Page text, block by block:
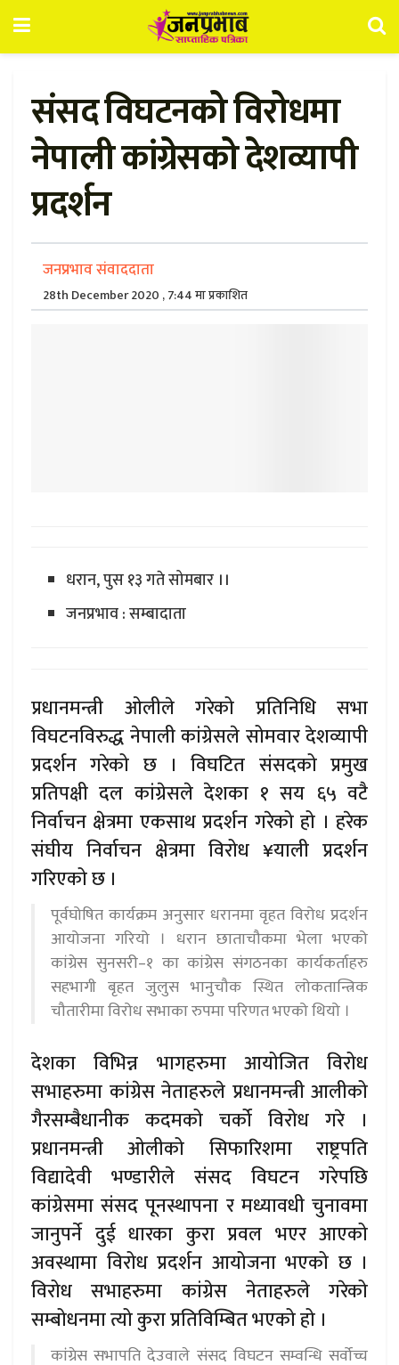
संसद विघटनको विरोधमा
नेपाली कांग्रेसको देशव्यापी
प्रदर्शन
जनप्रभाव संवाददाता
28th December 2020 , 7:44 मा प्रकाशित
धरान, पुस १३ गते सोमबार ।।
जनप्रभाव : सम्बादाता
प्रधानमन्त्री ओलीले गरेको प्रतिनिधि सभा
विघटनविरुद्ध नेपाली कांग्रेसले सोमवार देशव्यापी
प्रदर्शन गरेको छ । विघटित संसदको प्रमुख
प्रतिपक्षी दल कांग्रेसले देशका १ सय ६५ वटै
निर्वाचन क्षेत्रमा एकसाथ प्रदर्शन गरेको हो । हरेक
संघीय निर्वाचन क्षेत्रमा विरोध ¥याली प्रदर्शन
गरिएको छ ।
पूर्वघोषित कार्यक्रम अनुसार धरानमा वृहत विरोध प्रदर्शन
आयोजना गरियो । धरान छाताचौकमा भेला भएको
कांग्रेस सुनसरी–१ का कांग्रेस संगठनका कार्यकर्ताहरु
सहभागी बृहत जुलुस भानुचौक स्थित लोकतान्त्रिक
चौतारीमा विरोध सभाका रुपमा परिणत भएको थियो ।
देशका विभिन्न भागहरुमा आयोजित विरोध
सभाहरुमा कांग्रेस नेताहरुले प्रधानमन्त्री आलीको
गैरसम्बैधानीक कदमको चर्को विरोध गरे ।
प्रधानमन्त्री ओलीको सिफारिशमा राष्ट्रपति
विद्यादेवी भण्डारीले संसद विघटन गरेपछि
कांग्रेसमा संसद पूनस्थापना र मध्यावधी चुनावमा
जानुपर्ने दुई धारका कुरा प्रवल भएर आएको
अवस्थामा विरोध प्रदर्शन आयोजना भएको छ ।
विरोध सभाहरुमा कांग्रेस नेताहरुले गरेको
सम्बोधनमा त्यो कुरा प्रतिविम्बित भएको हो ।
कांंग्रेस सभापति देउवाले संसद विघटन सम्वन्धि सर्वोच्च